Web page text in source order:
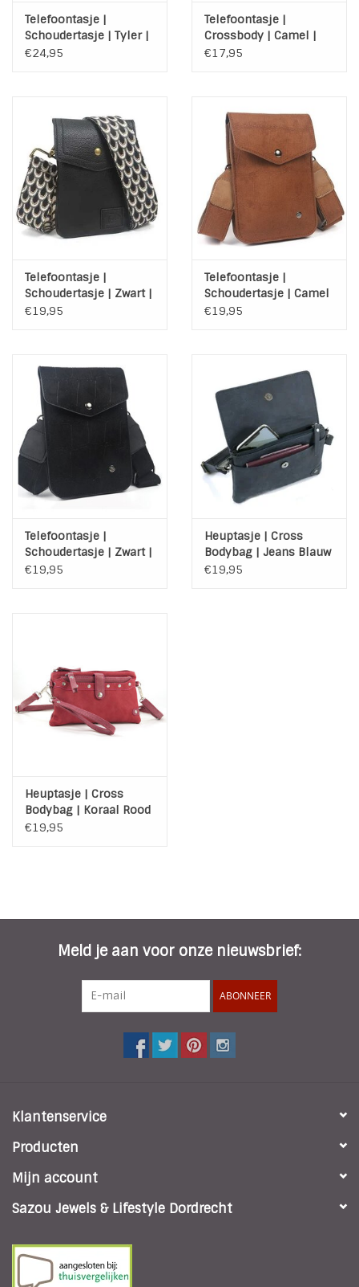
Telefoontasje |
Schoudertasje | Tyler |
Blauw | Bagstrap
€24,95
Telefoontasje |
Crossbody | Camel |
Manchester | Rib
€17,95
Telefoontasje |
Schoudertasje | Zwart |
Marken | Kleurrijke
€19,95
Telefoontasje |
Schoudertasje | Camel
| Dokkem
€19,95
Telefoontasje |
Schoudertasje | Zwart |
Dokkum
€19,95
Heuptasje | Cross
Bodybag | Jeans Blauw
| Hulst
€19,95
Heuptasje | Cross
Bodybag | Koraal Rood
| San Diego 2.0
€19,95
Meld je aan voor onze nieuwsbrief:
ABONNEER
Klantenservice
Producten
Mijn account
Sazou Jewels & Lifestyle Dordrecht